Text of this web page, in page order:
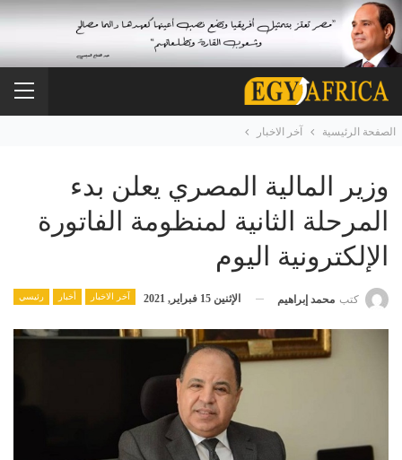
الصفحة الرئيسية آخر الاخبار
وزير المالية المصري يعلن بدء
المرحلة الثانية لمنظومة الفاتورة
الإلكترونية اليوم
آخر الاخبار أخبار رئيسي كتب محمد إبراهيم الإثنين 15 فبراير, 2021